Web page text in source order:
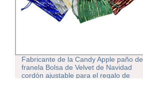
Fabricante de la Candy Apple paño de
franela Bolsa de Velvet de Navidad
cordón ajustable para el regalo de